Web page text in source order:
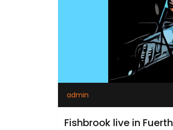
admin
Fishbrook live in Fuerth